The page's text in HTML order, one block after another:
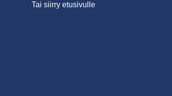
Tai siirry etusivulle